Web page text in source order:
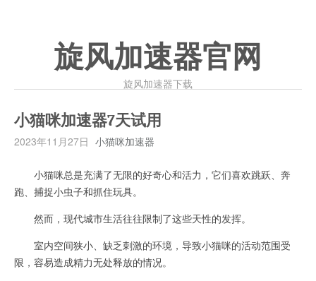
旋风加速器官网
旋风加速器下载
小猫咪加速器7天试用
2023年11月27日 小猫咪加速器
小猫咪总是充满了无限的好奇心和活力，它们喜欢跳跃、奔
跑、捕捉小虫子和抓住玩具。
然而，现代城市生活往往限制了这些天性的发挥。
室内空间狭小、缺乏刺激的环境，导致小猫咪的活动范围受
限，容易造成精力无处释放的情况。